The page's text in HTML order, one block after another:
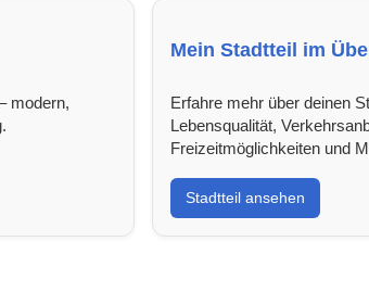
modern,
Mein Stadtteil im
Erfahre mehr über deinen
Lebensqualität,
Freizeitmöglichkeiten und
Stadtteil ansehen